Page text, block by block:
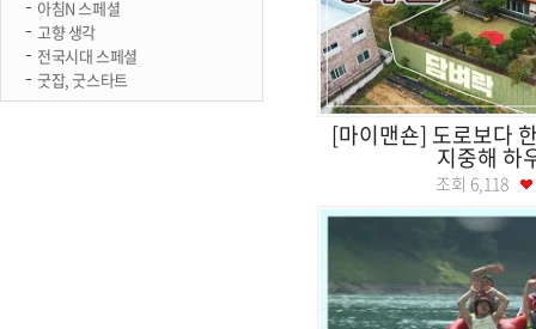
아침N 스페셜
고향 생각
전국시대 스페셜
굿잡, 굿스타트
[마이맨숀] 도로보다
지중해 하
조회 6,118